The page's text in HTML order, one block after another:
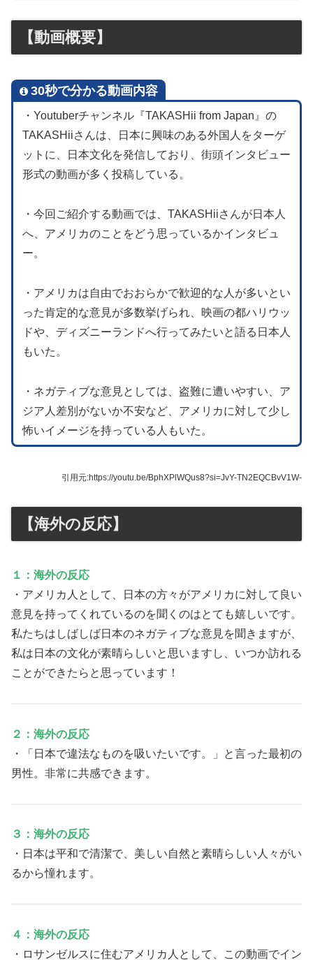
【動画概要】
30秒で分かる動画内容
・Youtuberチャンネル『TAKASHii from Japan』の
TAKASHiiさんは、日本に興味のある外国人をターゲ
ットに、日本文化を発信しており、街頭インタビュー
形式の動画が多く投稿している。
・今回ご紹介する動画では、TAKASHiiさんが日本人
へ、アメリカのことをどう思っているかインタビュ
ー。
・アメリカは自由でおおらかで歓迎的な人が多いとい
った肯定的な意見が多数挙げられ、映画の都ハリウッ
ドや、ディズニーランドへ行ってみたいと語る日本人
もいた。
・ネガティブな意見としては、盗難に遭いやすい、ア
ジア人差別がないか不安など、アメリカに対して少し
怖いイメージを持っている人もいた。
引用元:https://youtu.be/BphXPlWQus8?si=JvY-TN2EQCBvV1W-
【海外の反応】
１：海外の反応
・アメリカ人として、日本の方々がアメリカに対して良い
意見を持ってくれているのを聞くのはとても嬉しいです。
私たちはしばしば日本のネガティブな意見を聞きますが、
私は日本の文化が素晴らしいと思いますし、いつか訪れる
ことができたらと思っています！
２：海外の反応
・「日本で違法なものを吸いたいです。」と言った最初の
男性。非常に共感できます。
３：海外の反応
・日本は平和で清潔で、美しい自然と素晴らしい人々がい
るから憧れます。
４：海外の反応
・ロサンゼルスに住むアメリカ人として、この動画でイン